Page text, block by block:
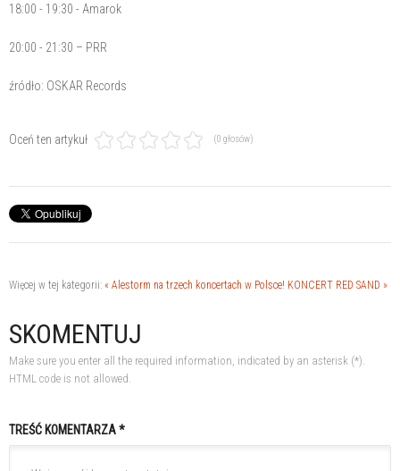
18:00 - 19:30 - Amarok
20:00 - 21:30 – PRR
źródło: OSKAR Records
Oceń ten artykuł (0 głosów)
Więcej w tej kategorii: « Alestorm na trzech koncertach w Polsce! KONCERT RED SAND »
SKOMENTUJ
Make sure you enter all the required information, indicated by an asterisk (*).
HTML code is not allowed.
TREŚĆ KOMENTARZA *